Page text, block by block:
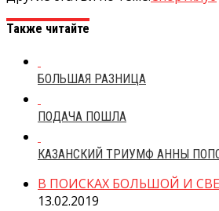
Также читайте
БОЛЬШАЯ РАЗНИЦА
ПОДАЧА ПОШЛА
КАЗАНСКИЙ ТРИУМФ АННЫ
В ПОИСКАХ БОЛЬШОЙ И
13.02.2019